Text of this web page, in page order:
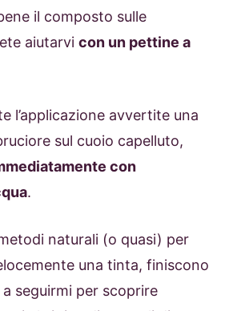
il composto sulle
aiutarvi con un pettine a
l’applicazione avvertite una
sul cuoio capelluto,
con
.
naturali (o quasi) per
una tinta, finiscono
seguirmi per scoprire